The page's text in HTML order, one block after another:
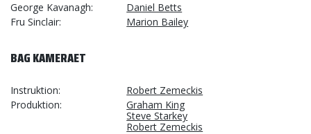
George Kavanagh
Daniel Betts
Fru Sinclair
Marion Bailey
BAG KAMERAET
Instruktion
Robert Zemeckis
Produktion
Graham King
Steve Starkey
Robert Zemeckis